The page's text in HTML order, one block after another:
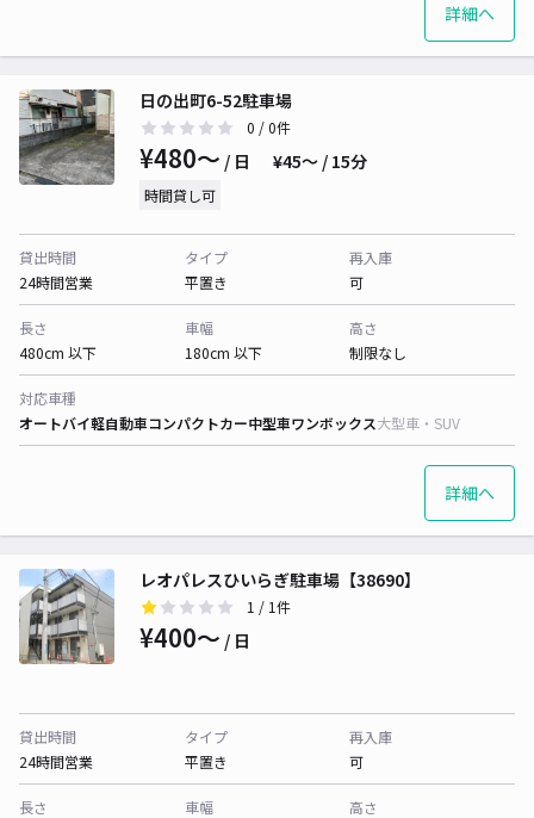
詳細へ
日の出町6-52駐車場
0 / 0件
¥480〜 / 日 ¥45〜 / 15分
時間貸し可
貸出時間
24時間営業
タイプ
平置き
再入庫
可
長さ
480cm 以下
車幅
180cm 以下
高さ
制限なし
対応車種
オートバイ軽自動車コンパクトカー中型車ワンボックス大型車・SUV
詳細へ
レオパレスひいらぎ駐車場【38690】
1 / 1件
¥400〜 / 日
貸出時間
24時間営業
タイプ
平置き
再入庫
可
長さ
車幅
高さ